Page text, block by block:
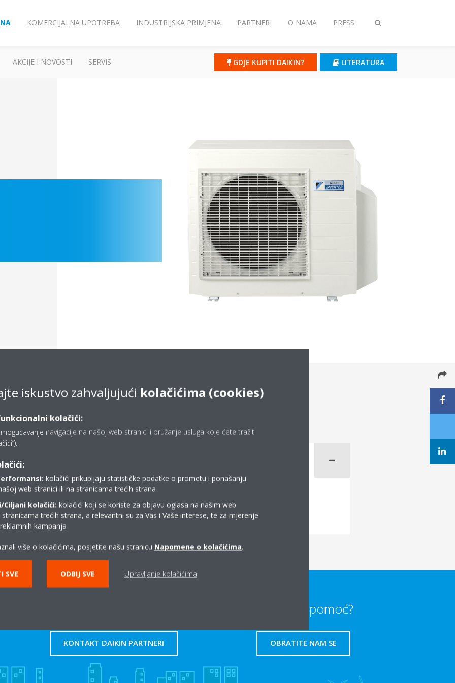
Toggle
KOMERCIJALNA UPOTREBA INDUSTRIJSKA PRIMJENA PARTNERI O NAMA PRESS
AKCIJE I NOVOSTI SERVIS GDJE KUPITI DAIKIN? LITERATURA
Documentation
documents in this category.
KONTAKT DAIKIN PARTNERI
Trebate li pomoć?
OBRATITE NAM SE
iskustvo zahvaljujući kolačićima (cookies)
kolačići:
navigacije na našoj web stranici i pružanje usluga koje ćete tražiti
kolačići prikupljaju statističke podatke o prometu i ponašanju
web stranici ili na stranicama trećih strana
Ciljani kolačići: kolačići koji se koriste za objavu oglasa na našim web
trećih strana, a relevantni su za Vas i Vaše interese, te za mjerenje
kampanja
više o kolačićima, posjetite našu stranicu Napomene o kolačićima.
SVE ODBIJ SVE Upravljanje kolačićima